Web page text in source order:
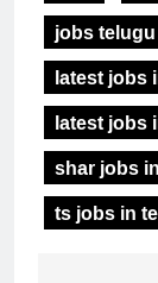
jobs telugu
latest jobs
latest jobs
shar jobs
ts jobs in